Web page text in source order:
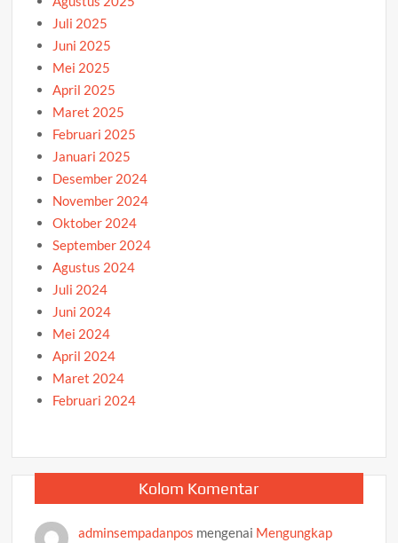
Juli 2025
Juni 2025
Mei 2025
April 2025
Maret 2025
Februari 2025
Januari 2025
Desember 2024
November 2024
Oktober 2024
September 2024
Agustus 2024
Juli 2024
Juni 2024
Mei 2024
April 2024
Maret 2024
Februari 2024
Kolom Komentar
adminsempadanpos mengenai Mengungkap